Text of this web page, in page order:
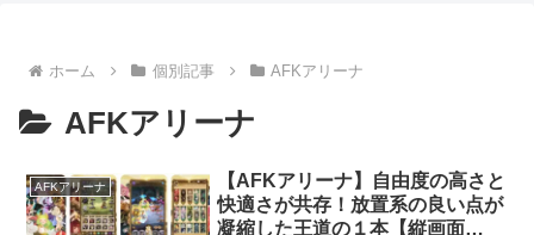
ホーム 個別記事 AFKアリーナ
AFKアリーナ
AFKアリーナ
【AFKアリーナ】自由度の高さと
快適さが共存！放置系の良い点が
凝縮した王道の１本【縦画面